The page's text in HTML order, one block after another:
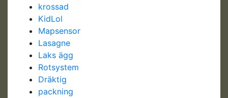
krossad
KidLol
Mapsensor
Lasagne
Laks ägg
Rotsystem
Dräktig
packning